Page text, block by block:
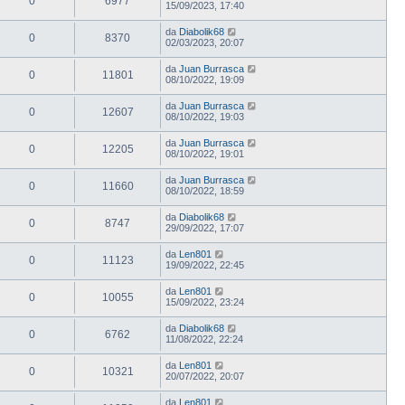
15/09/2023, 17:40
0 8370 da Diabolik68
02/03/2023, 20:07
0 11801 da Juan Burrasca
08/10/2022, 19:09
0 12607 da Juan Burrasca
08/10/2022, 19:03
0 12205 da Juan Burrasca
08/10/2022, 19:01
0 11660 da Juan Burrasca
08/10/2022, 18:59
0 8747 da Diabolik68
29/09/2022, 17:07
0 11123 da Len801
19/09/2022, 22:45
0 10055 da Len801
15/09/2022, 23:24
0 6762 da Diabolik68
11/08/2022, 22:24
0 10321 da Len801
20/07/2022, 20:07
da Len801